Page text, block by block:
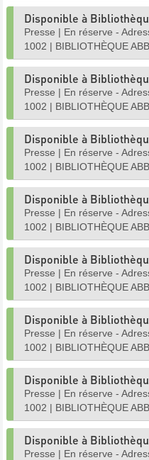
Disponible à
Presse | En réserve -
1002 | BIBLIOTHÈQUE
Disponible à
Presse | En réserve -
1002 | BIBLIOTHÈQUE
Disponible à
Presse | En réserve -
1002 | BIBLIOTHÈQUE
Disponible à
Presse | En réserve -
1002 | BIBLIOTHÈQUE
Disponible à
Presse | En réserve -
1002 | BIBLIOTHÈQUE
Disponible à
Presse | En réserve -
1002 | BIBLIOTHÈQUE
Disponible à
Presse | En réserve -
1002 | BIBLIOTHÈQUE
Disponible à
Presse | En réserve -